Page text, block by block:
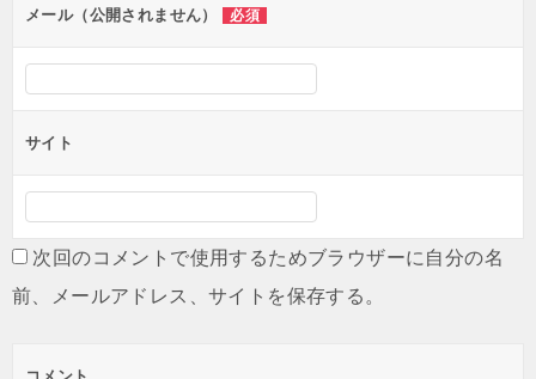
ンメール（公開されません） 必須
サイト
次回のコメントで使用するためブラウザーに自分の名
前、メールアドレス、サイトを保存する。